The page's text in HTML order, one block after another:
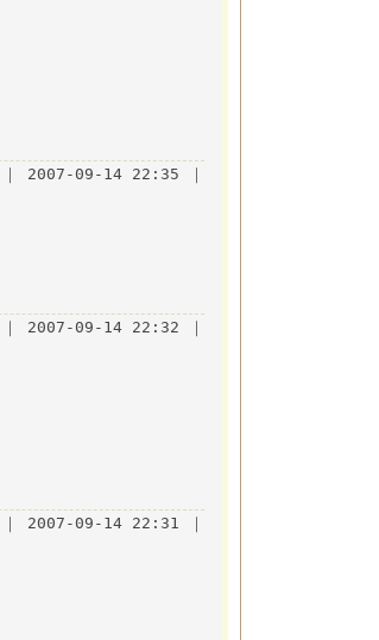
｜ 2007-09-14 22:35 ｜
｜ 2007-09-14 22:32 ｜
｜ 2007-09-14 22:31 ｜